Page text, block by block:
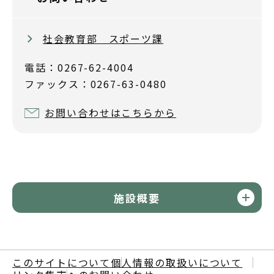
社会教育部 スポーツ課
電話：0267-62-4004
ファックス：0267-63-0480
お問い合わせはこちらから
施設概要
このサイトについて 個人情報の取扱いについて